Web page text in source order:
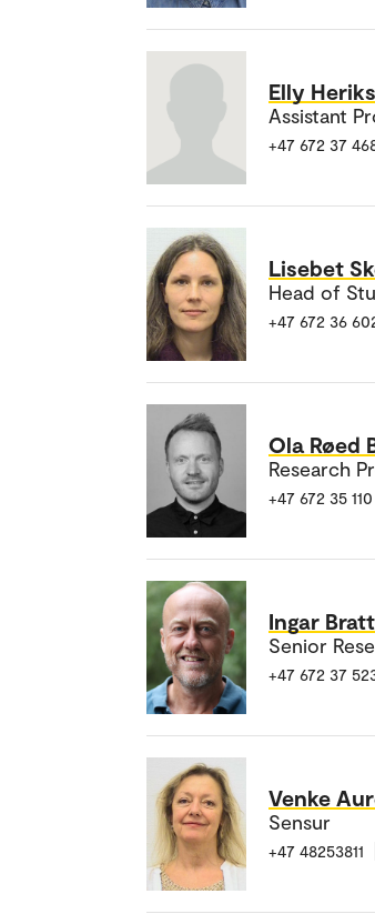
Elly
Assistant
+47 672 37
Lisebet
Head of
+47 672 36
Ola Røed
Research
+47 672 35 110
Ingar
Senior
+47 672 37
Venke
Sensur
+47 48253811